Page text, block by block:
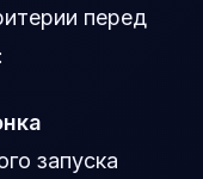
перед
запуска